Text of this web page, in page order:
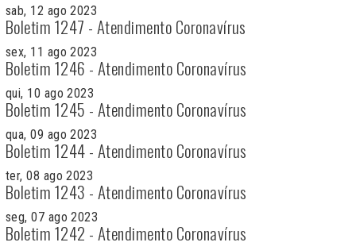
sab, 12 ago 2023
Boletim 1247 - Atendimento Coronavírus
sex, 11 ago 2023
Boletim 1246 - Atendimento Coronavírus
qui, 10 ago 2023
Boletim 1245 - Atendimento Coronavírus
qua, 09 ago 2023
Boletim 1244 - Atendimento Coronavírus
ter, 08 ago 2023
Boletim 1243 - Atendimento Coronavírus
seg, 07 ago 2023
Boletim 1242 - Atendimento Coronavírus